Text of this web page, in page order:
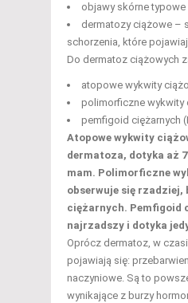
objawy skórne typowe
dermatozy ciążowe –
schorzenia, które
Do dermatoz ciążowych
atopowe wykwity
polimorficzne wykwity
pemfigoid ciężarnych
Atopowe wykwity
dermatoza, dotyka aż
mam. Polimorficzne
obserwuje się rzadziej,
ciężarnych. Pemfigoid
najrzadszy i dotyka
Oprócz dermatoz, w
pojawiają się:
naczyniowe. Są to
wynikające z burzy